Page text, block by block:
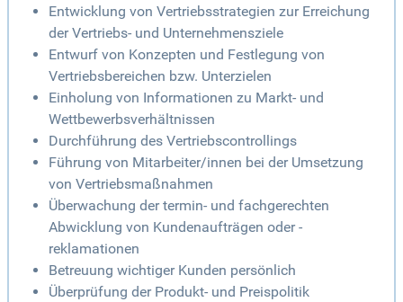
Entwicklung von Vertriebsstrategien zur Erreichung
der Vertriebs- und Unternehmensziele
Entwurf von Konzepten und Festlegung von
Vertriebsbereichen bzw. Unterzielen
Einholung von Informationen zu Markt- und
Wettbewerbsverhältnissen
Durchführung des Vertriebscontrollings
Führung von Mitarbeiter/innen bei der Umsetzung
von Vertriebsmaßnahmen
Überwachung der termin- und fachgerechten
Abwicklung von Kundenaufträgen oder -
reklamationen
Betreuung wichtiger Kunden persönlich
Überprüfung der Produkt- und Preispolitik